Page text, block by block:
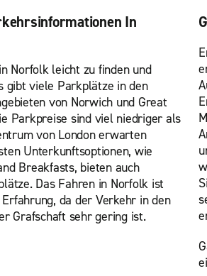
In
Norfolk leicht zu finden und
gibt viele Parkplätze in den
von Norwich und Great
Parkpreise sind viel niedriger als
von London erwarten
Unterkunftsoptionen, wie
Breakfasts, bieten auch
Das Fahren in Norfolk ist
da der Verkehr in den
Grafschaft sehr gering ist.